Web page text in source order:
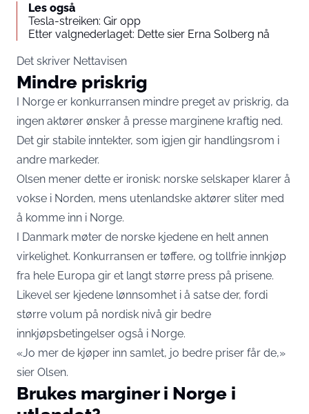
Les også
Tesla-streiken: Gir opp
Etter valgnederlaget: Dette sier Erna Solberg nå
Det skriver Nettavisen
Mindre priskrig
I Norge er konkurransen mindre preget av priskrig, da
ingen aktører ønsker å presse marginene kraftig ned.
Det gir stabile inntekter, som igjen gir handlingsrom i
andre markeder.
Olsen mener dette er ironisk: norske selskaper klarer å
vokse i Norden, mens utenlandske aktører sliter med
å komme inn i Norge.
I Danmark møter de norske kjedene en helt annen
virkelighet. Konkurransen er tøffere, og tollfrie innkjøp
fra hele Europa gir et langt større press på prisene.
Likevel ser kjedene lønnsomhet i å satse der, fordi
større volum på nordisk nivå gir bedre
innkjøpsbetingelser også i Norge.
«Jo mer de kjøper inn samlet, jo bedre priser får de,»
sier Olsen.
Brukes marginer i Norge i